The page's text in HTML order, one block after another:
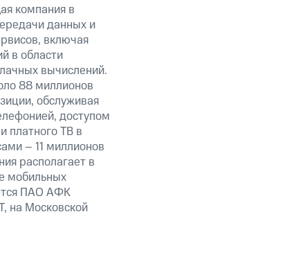
компания в
данных и
включая
в области
вычислений.
88 миллионов
обслуживая
доступом
платного ТВ в
– 11 миллионов
располагает в
мобильных
ПАО АФК
на Московской